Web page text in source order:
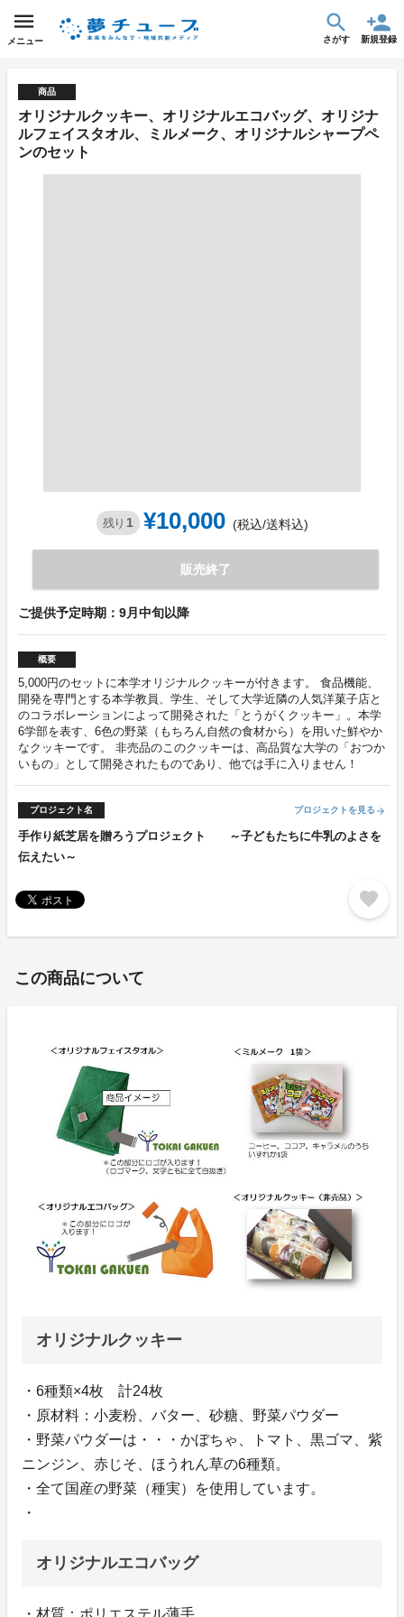
メニュー さがす 新規登録
商品
オリジナルクッキー、オリジナルエコバッグ、オリジナ
ルフェイスタオル、ミルメーク、オリジナルシャープペ
ンのセット
残り 1 ¥10,000 (税込/送料込)
販売終了
ご提供予定時期：9月中旬以降
概要
5,000円のセットに本学オリジナルクッキーが付きます。 食品機能、
開発を専門とする本学教員、学生、そして大学近隣の人気洋菓子店と
のコラボレーションによって開発された「とうがくクッキー」。本学
6学部を表す、6色の野菜（もちろん自然の食材から）を用いた鮮やか
なクッキーです。 非売品のこのクッキーは、高品質な大学の「おつか
いもの」として開発されたものであり、他では手に入りません！
プロジェクト名 プロジェクトを見る arrow_forward
手作り紙芝居を贈ろうプロジェクト ～子どもたちに牛乳のよさを
伝えたい～
favorite
この商品について
オリジナルクッキー
・6種類×4枚 計24枚
・原材料：小麦粉、バター、砂糖、野菜パウダー
・野菜パウダーは・・・かぼちゃ、トマト、黒ゴマ、紫
ニンジン、赤じそ、ほうれん草の6種類。
・全て国産の野菜（種実）を使用しています。
・
オリジナルエコバッグ